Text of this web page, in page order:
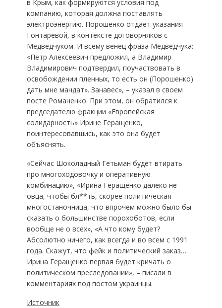
в Крым, как формируются условия под
компанию, которая должна поставлять
электроэнергию. Порошенко отдает указания
Гонтаревой, в контексте договорняков с
Медведчуком. И всему венец фраза Медведчука:
«Петр Алексеевич предложил, а Владимир
Владимирович подтвердил, поучаствовать в
освобождении пленных, то есть он (Порошенко)
дать мне мандат». Занавес», – указал в своем
посте Романенко. При этом, он обратился к
председателю фракции «Европейская
солидарность» Ирине Геращенко,
поинтересовавшись, как это она будет
объяснять.
«Сейчас Шоколадный Гетьман будет втирать
про многоходовочку и оперативную
комбинацию», «Ирина Геращенко далеко не
овца, чтобы бл**ть, скорее политическая
многостаночница, что впрочем можно было бы
сказать о большинстве порохоботов, если
вообще не о всех», «А что кому будет?
Абсолютно ничего, как всегда и во всем с 1991
года. Скажут, что фейк и политический заказ….
Ирина Геращенко первая будет кричать о
политическом преследовании», – писали в
комментариях под постом украинцы.
Источник